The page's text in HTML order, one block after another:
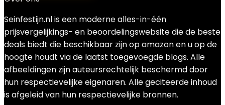
Seinfestijn.nl is een moderne alles-in-één
prijsvergelijkings- en beoordelingswebsite die de beste
deals biedt die beschikbaar zijn op amazon en u op de
hoogte houdt via de laatst toegevoegde blogs. Alle
afbeeldingen zijn auteursrechtelijk beschermd door
hun respectievelijke eigenaren. Alle geciteerde inhoud
is afgeleid van hun respectievelijke bronnen.